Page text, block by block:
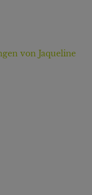
von Jaqueline